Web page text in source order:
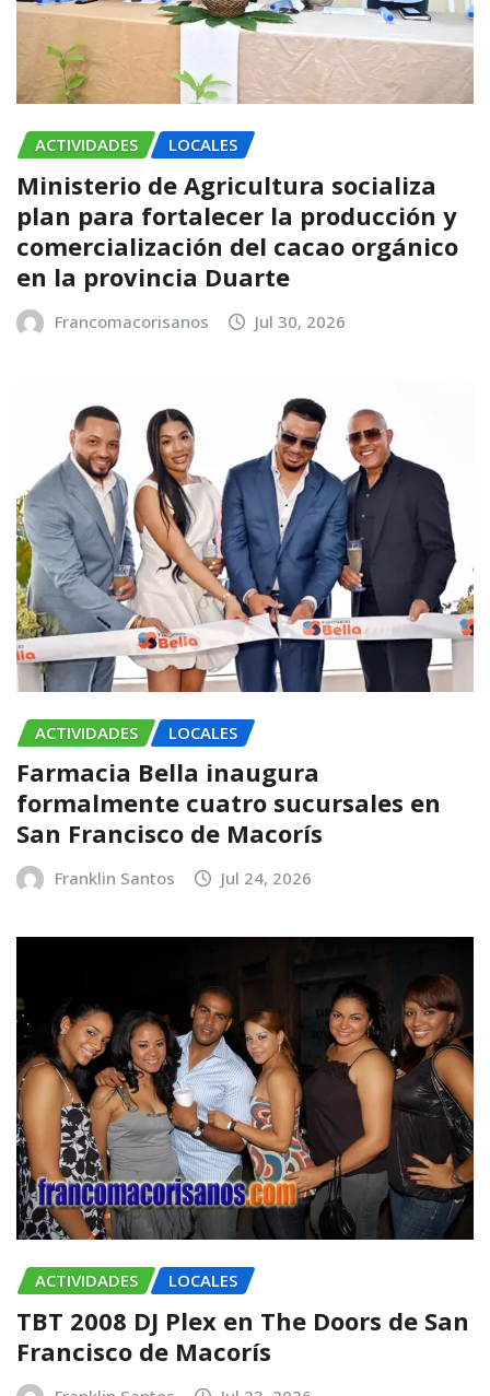
ACTIVIDADES LOCALES
Ministerio de Agricultura socializa
plan para fortalecer la producción y
comercialización del cacao orgánico
en la provincia Duarte
Francomacorisanos Jul 30, 2026
ACTIVIDADES LOCALES
Farmacia Bella inaugura
formalmente cuatro sucursales en
San Francisco de Macorís
Franklin Santos Jul 24, 2026
ACTIVIDADES LOCALES
TBT 2008 DJ Plex en The Doors de San
Francisco de Macorís